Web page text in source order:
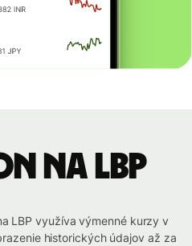
na LBP
LBP využíva výmenné kurzy v
historických údajov až za